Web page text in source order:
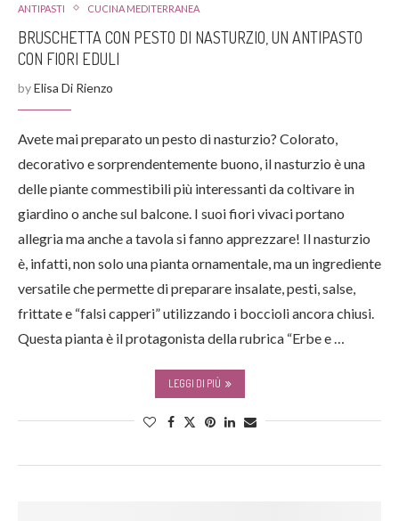
ANTIPASTI CUCINA MEDITERRANEA
BRUSCHETTA CON PESTO DI NASTURZIO, UN ANTIPASTO
CON FIORI EDULI
byElisa Di Rienzo
Avete mai preparato un pesto di nasturzio? Colorato,
decorativo e sorprendentemente buono, il nasturzio è una
delle piante commestibili più interessanti da coltivare in
giardino o anche sul balcone. I suoi fiori vivaci portano
allegria ma anche a tavola si fanno apprezzare! Il nasturzio
è, infatti, non solo una pianta ornamentale, ma un ingrediente
versatile che permette di preparare insalate, pesti, salse,
frittate e “falsi capperi” utilizzando i boccioli ancora chiusi.
Questa pianta è il protagonista della rubrica “Erbe e …
LEGGI DI PIÙ